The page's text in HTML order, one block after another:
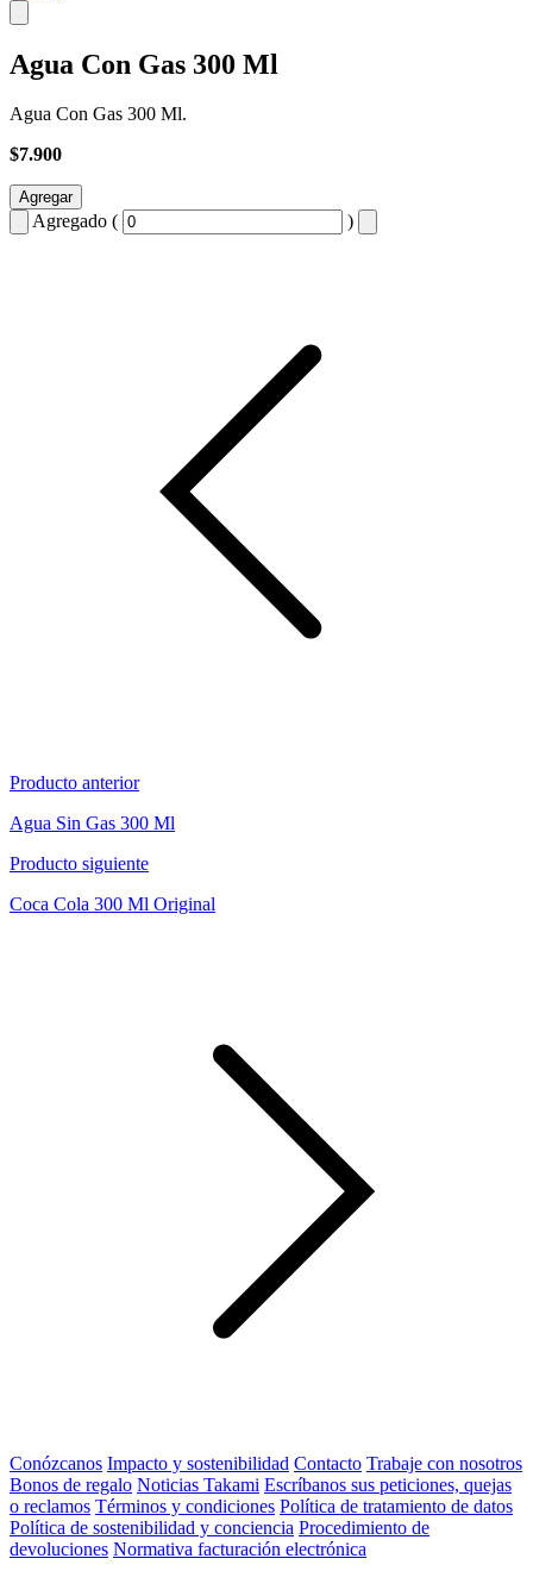
Agua Con Gas 300 Ml
Agua Con Gas 300 Ml.
$7.900
Agregar
Agregado ( )
Producto anterior
Agua Sin Gas 300 Ml
Producto siguiente
Coca Cola 300 Ml Original
Conózcanos Impacto y sostenibilidad Contacto Trabaje con nosotros
Bonos de regalo Noticias Takami Escríbanos sus peticiones, quejas
o reclamos Términos y condiciones Política de tratamiento de datos
Política de sostenibilidad y conciencia Procedimiento de
devoluciones Normativa facturación electrónica